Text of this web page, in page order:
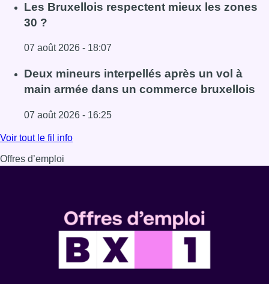
Lire l'article Foire du Midi: les visiteurs au rendez-vous
Les Bruxellois respectent mieux les zones
30 ?
07 août 2026 - 18:07
Lire l'article Les Bruxellois respectent mieux les zones 30
Deux mineurs interpellés après un vol à
main armée dans un commerce bruxellois
07 août 2026 - 16:25
Lire l'article Deux mineurs interpellés après un vol à
Voir tout le fil info
Offres d’emploi